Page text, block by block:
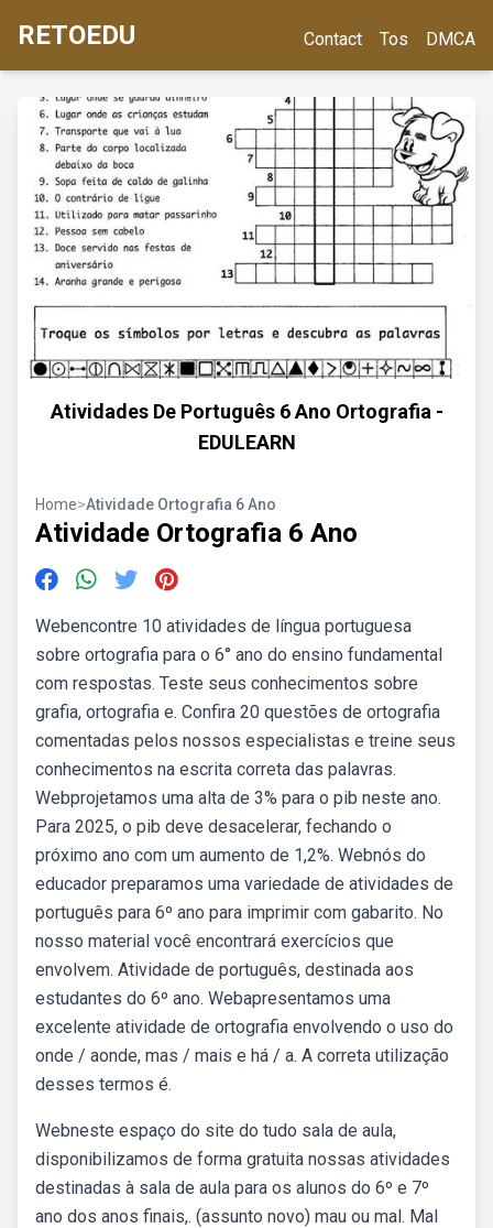
RETOEDU Contact Tos DMCA
Atividades De Português 6 Ano Ortografia -
EDULEARN
Home>Atividade Ortografia 6 Ano
Atividade Ortografia 6 Ano
Webencontre 10 atividades de língua portuguesa
sobre ortografia para o 6° ano do ensino fundamental
com respostas. Teste seus conhecimentos sobre
grafia, ortografia e. Confira 20 questões de ortografia
comentadas pelos nossos especialistas e treine seus
conhecimentos na escrita correta das palavras.
Webprojetamos uma alta de 3% para o pib neste ano.
Para 2025, o pib deve desacelerar, fechando o
próximo ano com um aumento de 1,2%. Webnós do
educador preparamos uma variedade de atividades de
português para 6º ano para imprimir com gabarito. No
nosso material você encontrará exercícios que
envolvem. Atividade de português, destinada aos
estudantes do 6º ano. Webapresentamos uma
excelente atividade de ortografia envolvendo o uso do
onde / aonde, mas / mais e há / a. A correta utilização
desses termos é.
Webneste espaço do site do tudo sala de aula,
disponibilizamos de forma gratuita nossas atividades
destinadas à sala de aula para os alunos do 6º e 7º
ano dos anos finais,. (assunto novo) mau ou mal. Mal